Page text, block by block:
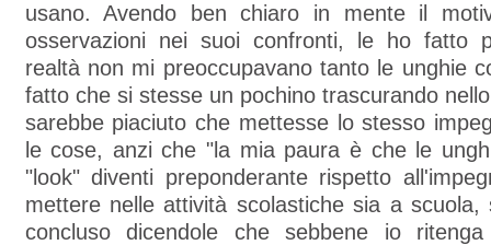
usano. Avendo ben chiaro in mente il
osservazioni nei suoi confronti, le ho fatto
realtà non mi preoccupavano tanto le unghie
fatto che si stesse un pochino trascurando
sarebbe piaciuto che mettesse lo stesso
le cose, anzi che "la mia paura è che le
"look" diventi preponderante rispetto
mettere nelle attività scolastiche sia a
concluso dicendole che sebbene io